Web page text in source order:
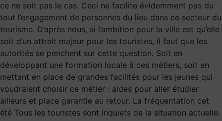
ce ne soit pas le cas. Ceci ne facilite évidemment pas du
tout l’engagement de personnes du lieu dans ce secteur du
tourisme. D’après nous, si l’ambition pour la ville est qu’elle
soit d’un attrait majeur pour les touristes, il faut que les
autorités se penchent sur cette question. Soit en
développant une formation locale à ces métiers, soit en
mettant en place de grandes facilités pour les jeunes qui
voudraient choisir ce métier : aides pour aller étudier
ailleurs et place garantie au retour. La fréquentation cet
été Tous les touristes sont inquiets de la situation actuelle.